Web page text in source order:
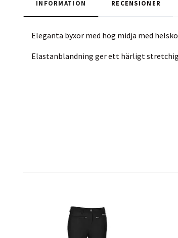
INFORMATION RECENSIONER
Eleganta byxor med hög midja med
Elastanblandning ger ett härligt